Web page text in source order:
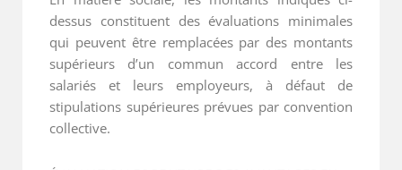
dessus constituent des évaluations minimales
qui peuvent être remplacées par des montants
supérieurs d’un commun accord entre les
salariés et leurs employeurs, à défaut de
stipulations supérieures prévues par convention
collective.